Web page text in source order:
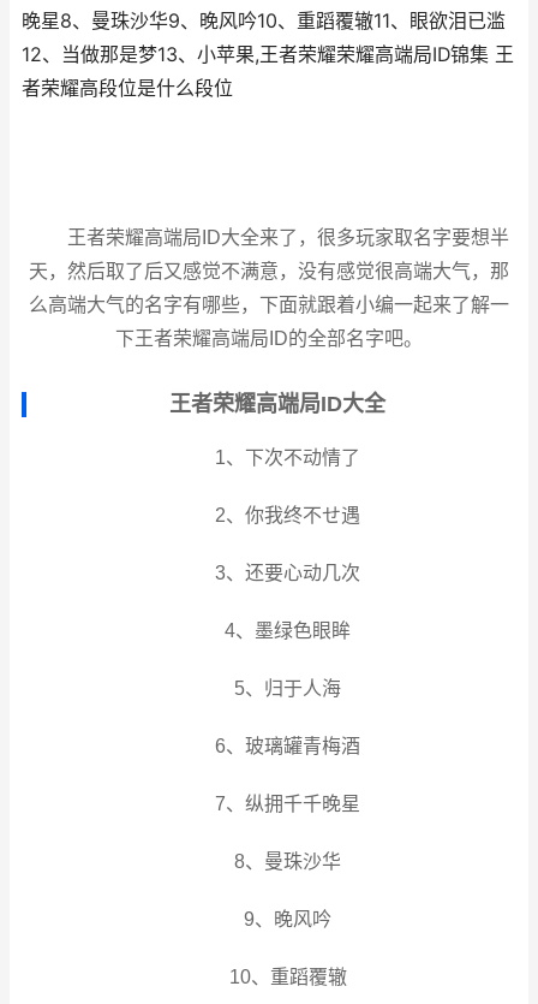
晚星8、曼珠沙华9、晚风吟10、重蹈覆辙11、眼欲泪已滥
12、当做那是梦13、小苹果,王者荣耀荣耀高端局ID锦集 王
者荣耀高段位是什么段位
王者荣耀高端局ID大全来了，很多玩家取名字要想半
天，然后取了后又感觉不满意，没有感觉很高端大气，那
么高端大气的名字有哪些，下面就跟着小编一起来了解一
下王者荣耀高端局ID的全部名字吧。
王者荣耀高端局ID大全
1、下次不动情了
2、你我终不せ遇
3、还要心动几次
4、墨绿色眼眸
5、归于人海
6、玻璃罐青梅酒
7、纵拥千千晚星
8、曼珠沙华
9、晚风吟
10、重蹈覆辙